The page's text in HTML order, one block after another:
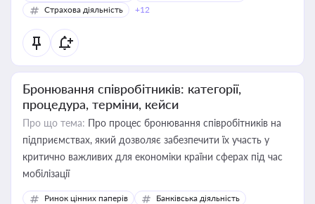
Страхова діяльність
+12
Бронювання співробітників: категорії,
процедура, терміни, кейси
Про що тема: Про процес бронювання співробітників на
підприємствах, який дозволяє забезпечити їх участь у
критично важливих для економіки країни сферах під час
мобілізації
Ринок цінних паперів
Банківська діяльність